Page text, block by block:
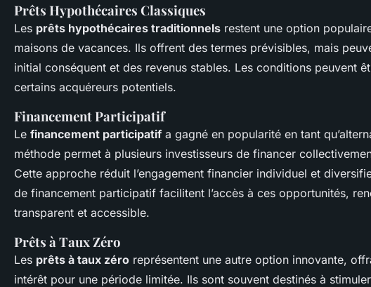
Prêts Hypothécaires Classiques
Les prêts hypothécaires traditionnels restent une option
maisons de vacances. Ils offrent des termes prévisibles, mais
initial conséquent et des revenus stables. Les conditions peuvent
certains acquéreurs potentiels.
Financement Participatif
Le financement participatif a gagné en popularité en tant
méthode permet à plusieurs investisseurs de financer
Cette approche réduit l’engagement financier individuel et
de financement participatif facilitent l’accès à ces opportunités,
transparent et accessible.
Prêts à Taux Zéro
Les prêts à taux zéro représentent une autre option innovante,
intérêt pour une période limitée. Ils sont souvent destinés à